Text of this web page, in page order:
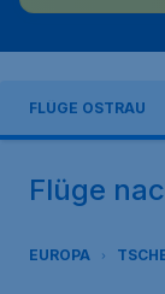
FLÜGE OSTRAU
Flüge
EUROPA